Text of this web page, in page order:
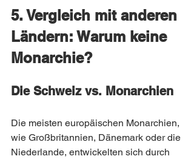
5. Vergleich mit anderen
Ländern: Warum keine
Monarchie?
Die Schweiz vs. Monarchien
Die meisten europäischen Monarchien,
wie Großbritannien, Dänemark oder die
Niederlande, entwickelten sich durch